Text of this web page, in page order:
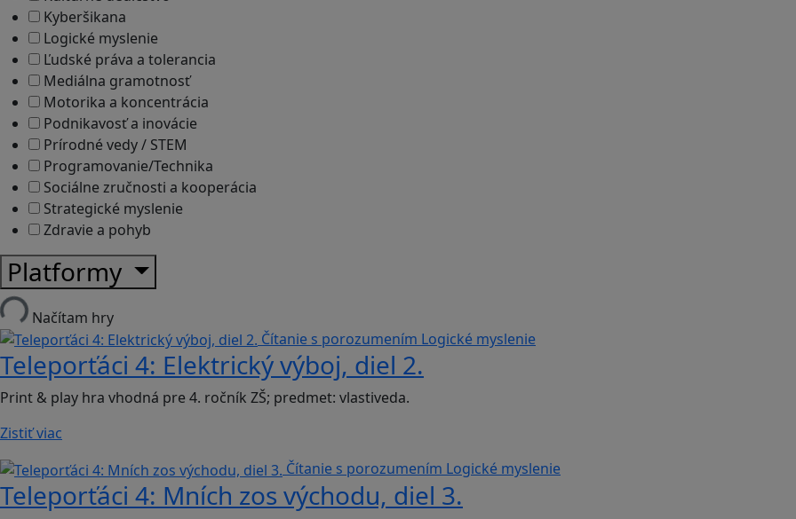
Kyberšikana
Logické myslenie
Ľudské práva a tolerancia
Mediálna gramotnosť
Motorika a koncentrácia
Podnikavosť a inovácie
Prírodné vedy / STEM
Programovanie/Technika
Sociálne zručnosti a kooperácia
Strategické myslenie
Zdravie a pohyb
Platformy
Načítam hry
Čítanie s porozumením Logické myslenie
Teleporťáci 4: Elektrický výboj, diel 2.
Print & play hra vhodná pre 4. ročník ZŠ; predmet: vlastiveda.
Zistiť viac
Čítanie s porozumením Logické myslenie
Teleporťáci 4: Mních zos východu, diel 3.